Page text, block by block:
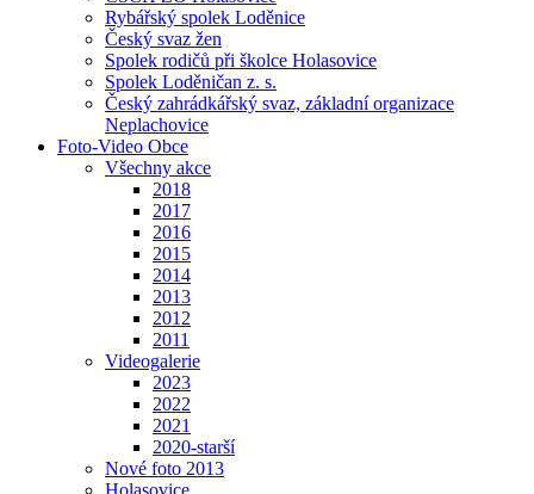
Rybářský spolek Loděnice
Český svaz žen
Spolek rodičů při školce Holasovice
Spolek Loděničan z. s.
Český zahrádkářský svaz, základní organizace
Neplachovice
Foto-Video Obce
Všechny akce
2018
2017
2016
2015
2014
2013
2012
2011
Videogalerie
2023
2022
2021
2020-starší
Nové foto 2013
Holasovice